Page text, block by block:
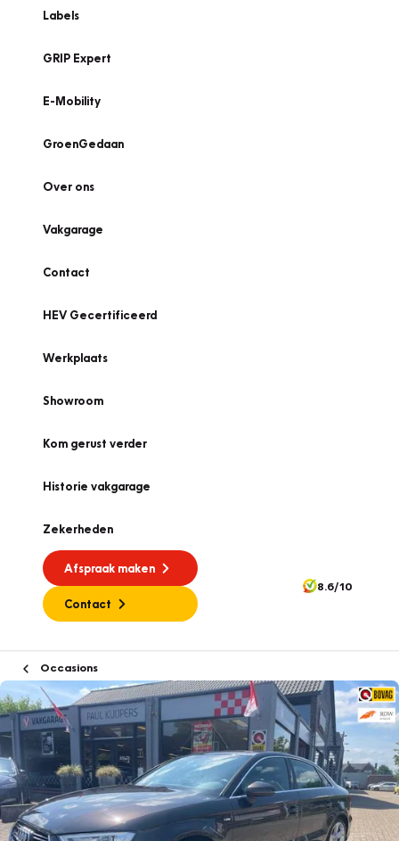
Labels
GRIP Expert
E-Mobility
GroenGedaan
Over ons
Vakgarage
Contact
HEV Gecertificeerd
Werkplaats
Showroom
Kom gerust verder
Historie vakgarage
Zekerheden
Afspraak maken
Contact
8.6/10
Occasions